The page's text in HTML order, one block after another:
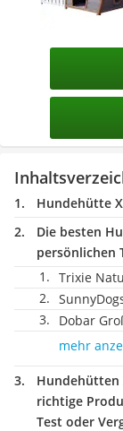
Hundehütte
Die besten
persönlichen
Trixie
Dobar
mehr
Hundehütten
richtige
Test oder